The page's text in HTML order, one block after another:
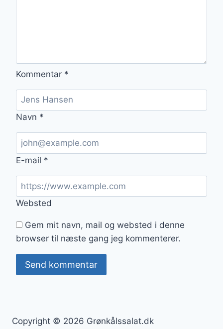
Kommentar *
Navn *
E-mail *
Websted
Gem mit navn, mail og websted i denne
browser til næste gang jeg kommenterer.
Copyright © 2026 Grønkålssalat.dk